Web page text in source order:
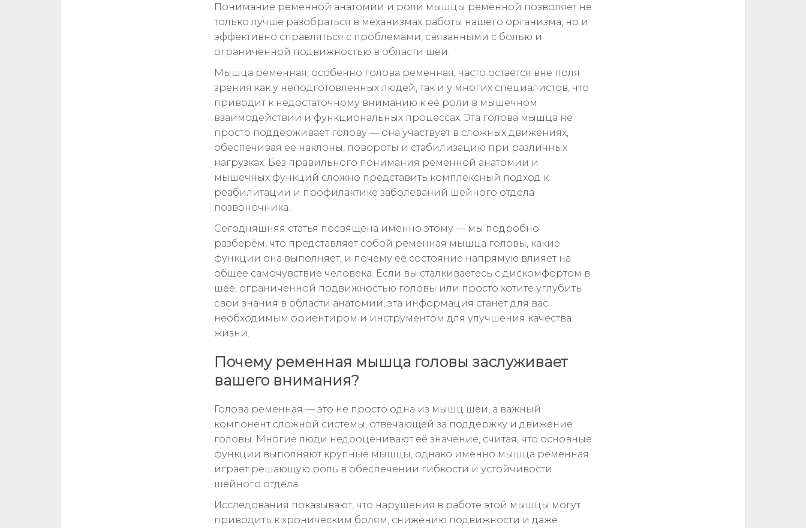
Понимание ременной анатомии и роли мышцы ременной позволяет не
только лучше разобраться в механизмах работы нашего организма, но и
эффективно справляться с проблемами, связанными с болью и
ограниченной подвижностью в области шеи.
Мышца ременная, особенно голова ременная, часто остаётся вне поля
зрения как у неподготовленных людей, так и у многих специалистов, что
приводит к недостаточному вниманию к её роли в мышечном
взаимодействии и функциональных процессах. Эта голова мышца не
просто поддерживает голову — она участвует в сложных движениях,
обеспечивая её наклоны, повороты и стабилизацию при различных
нагрузках. Без правильного понимания ременной анатомии и
мышечных функций сложно представить комплексный подход к
реабилитации и профилактике заболеваний шейного отдела
позвоночника.
Сегодняшняя статья посвящена именно этому — мы подробно
разберём, что представляет собой ременная мышца головы, какие
функции она выполняет, и почему её состояние напрямую влияет на
общее самочувствие человека. Если вы сталкиваетесь с дискомфортом в
шее, ограниченной подвижностью головы или просто хотите углубить
свои знания в области анатомии, эта информация станет для вас
необходимым ориентиром и инструментом для улучшения качества
жизни.
Почему ременная мышца головы заслуживает
вашего внимания?
Голова ременная — это не просто одна из мышц шеи, а важный
компонент сложной системы, отвечающей за поддержку и движение
головы. Многие люди недооценивают её значение, считая, что основные
функции выполняют крупные мышцы, однако именно мышца ременная
играет решающую роль в обеспечении гибкости и устойчивости
шейного отдела.
Исследования показывают, что нарушения в работе этой мышцы могут
приводить к хроническим болям, снижению подвижности и даже